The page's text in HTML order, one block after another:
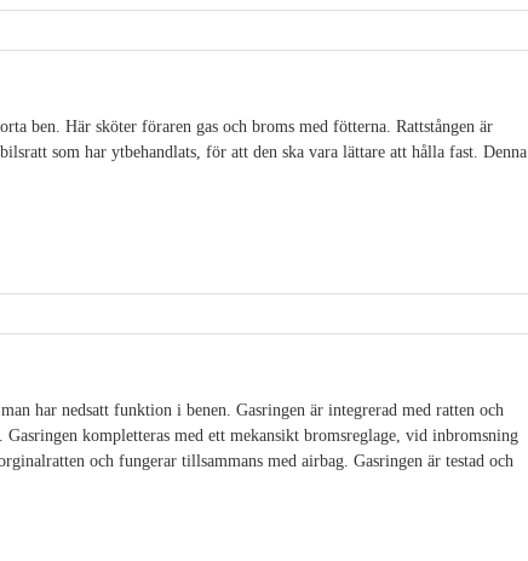
ben. Här sköter föraren gas och broms med fötterna. Rattstången är
som har ytbehandlats, för att den ska vara lättare att hålla fast. Denna
har nedsatt funktion i benen. Gasringen är integrerad med ratten och
kompletteras med ett mekansikt bromsreglage, vid inbromsning
och fungerar tillsammans med airbag. Gasringen är testad och